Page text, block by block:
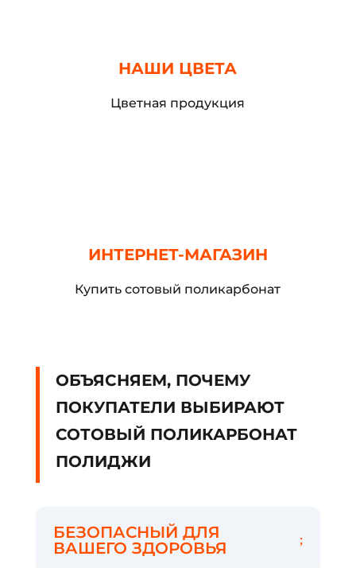
НАШИ ЦВЕТА
Цветная продукция
ИНТЕРНЕТ-МАГАЗИН
Купить сотовый поликарбонат
ОБЪЯСНЯЕМ, ПОЧЕМУ
ПОКУПАТЕЛИ ВЫБИРАЮТ
СОТОВЫЙ ПОЛИКАРБОНАТ
ПОЛИДЖИ
БЕЗОПАСНЫЙ ДЛЯ
ВАШЕГО ЗДОРОВЬЯ